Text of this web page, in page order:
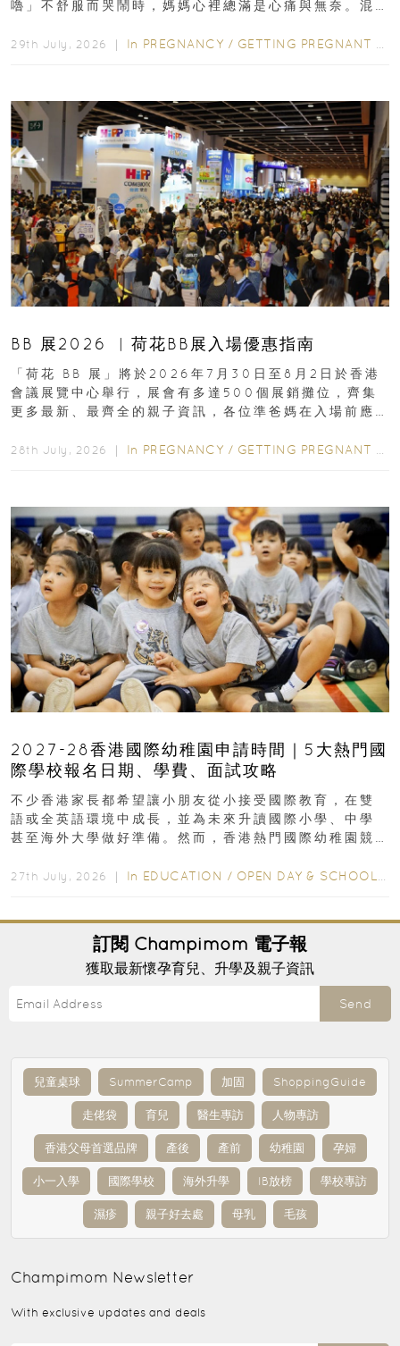
嚕」不舒服而哭鬧時，媽媽心裡總滿是心痛與無奈。混
29th July, 2026 ｜ In PREGNANCY / GETTING PREGNANT
BB 展2026 ︳荷花BB展入場優惠指南
「荷花 BB 展」將於2026年7月30日至8月2日於香港
會議展覽中心舉行，展會有多達500個展銷攤位，齊集
更多最新、最齊全的親子資訊，各位準爸媽在入場前應
28th July, 2026 ｜ In PREGNANCY / GETTING PREGNANT
2027-28香港國際幼稚園申請時間｜5大熱門國
際學校報名日期、學費、面試攻略
不少香港家長都希望讓小朋友從小接受國際教育，在雙
語或全英語環境中成長，並為未來升讀國際小學、中學
甚至海外大學做好準備。然而，香港熱門國際幼稚園競
27th July, 2026 ｜ In EDUCATION / OPEN DAY & SCHOOL EVENTS
訂閱 Champimom 電子報
獲取最新懷孕育兒、升學及親子資訊
Send
兒童桌球 SummerCamp 加固 ShoppingGuide
走佬袋 育兒 醫生專訪 人物專訪
香港父母首選品牌 產後 產前 幼稚園 孕婦
小一入學 國際學校 海外升學 IB放榜 學校專訪
濕疹 親子好去處 母乳 毛孩
Champimom Newsletter
With exclusive updates and deals